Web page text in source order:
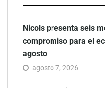
Nicols presenta seis
compromiso para el
agosto
agosto 7, 2026